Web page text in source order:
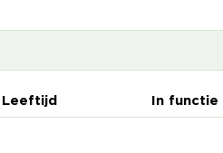
Leeftijd In functie